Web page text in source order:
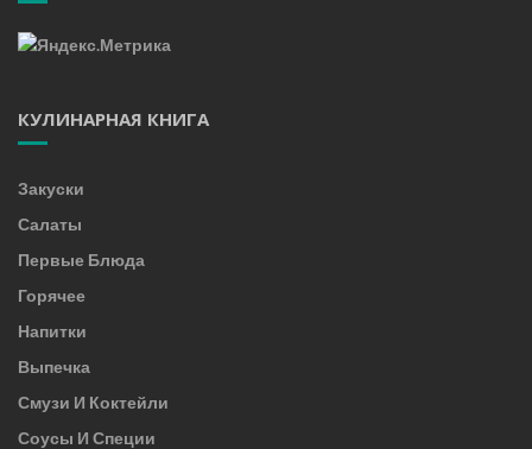
КУЛИНАРНАЯ КНИГА
Закуски
Салаты
Первые Блюда
Горячее
Напитки
Выпечка
Смузи И Коктейли
Соусы И Специи